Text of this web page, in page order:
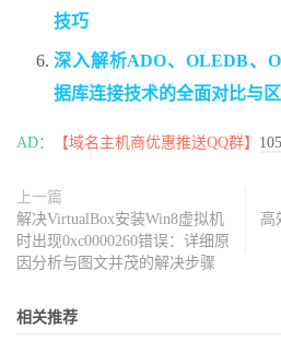
技巧
深入解析ADO、OLEDB、
据库连接技术的全面对比与
AD： 【域名主机商优惠推送QQ群】
上一篇
解决VirtualBox安装Win8虚拟机
时出现0xc0000260错误：详细原
因分析与图文并茂的解决步骤
高
相关推荐